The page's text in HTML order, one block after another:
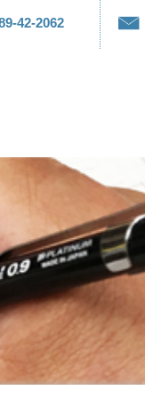
42-2062